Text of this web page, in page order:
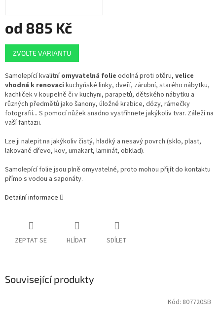
od 885 Kč
Měrná
cena:
ZVOLTE VARIANTU
Samolepící kvalitníomyvatelná folie odolná proti otěru, velice
vhodná k renovaci kuchyňské linky, dveří, zárubní, starého nábytku,
kachliček v koupelně či v kuchyni, parapetů, dětského nábytku a
různých předmětů jako šanony, úložné krabice, dózy, rámečky
fotografií... S pomocí nůžek snadno vystřihnete jakýkoliv tvar. Záleží na
vaší fantazii.
Lze ji nalepit na jakýkoliv čistý, hladký a nesavý povrch (sklo, plast,
lakované dřevo, kov, umakart, laminát, obklad).
Samolepící folie jsou plně omyvatelné, proto mohou přijít do kontaktu
přímo s vodou a saponáty.
Detailní informace
ZEPTAT SE HLÍDAT SDÍLET
Související produkty
Kód: 807720SB